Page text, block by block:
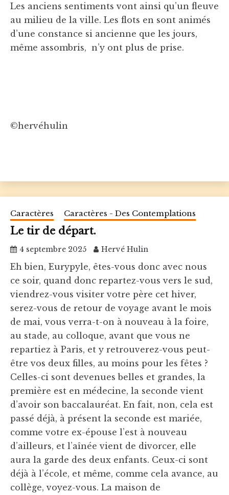
Les anciens sentiments vont ainsi qu’un fleuve
au milieu de la ville. Les flots en sont animés
d’une constance si ancienne que les jours,
même assombris, n’y ont plus de prise.
©hervéhulin
Caractères Caractères - Des Contemplations
Le tir de départ.
4 septembre 2025 Hervé Hulin
Eh bien, Eurypyle, êtes-vous donc avec nous
ce soir, quand donc repartez-vous vers le sud,
viendrez-vous visiter votre père cet hiver,
serez-vous de retour de voyage avant le mois
de mai, vous verra-t-on à nouveau à la foire,
au stade, au colloque, avant que vous ne
repartiez à Paris, et y retrouverez-vous peut-
être vos deux filles, au moins pour les fêtes ?
Celles-ci sont devenues belles et grandes, la
première est en médecine, la seconde vient
d’avoir son baccalauréat. En fait, non, cela est
passé déjà, à présent la seconde est mariée,
comme votre ex-épouse l’est à nouveau
d’ailleurs, et l’aînée vient de divorcer, elle
aura la garde des deux enfants. Ceux-ci sont
déjà à l’école, et même, comme cela avance, au
collège, voyez-vous. La maison de